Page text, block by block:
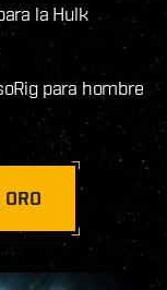
la Hulk
para hombre